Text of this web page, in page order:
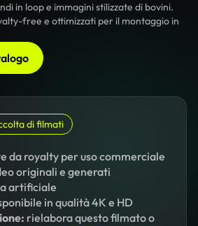
in loop e immagini stilizzate di bovini.
free e ottimizzati per il montaggio in
di filmati
da royalty per uso commerciale
originali e generati
artificiale
in qualità 4K e HD
rielabora questo filmato o